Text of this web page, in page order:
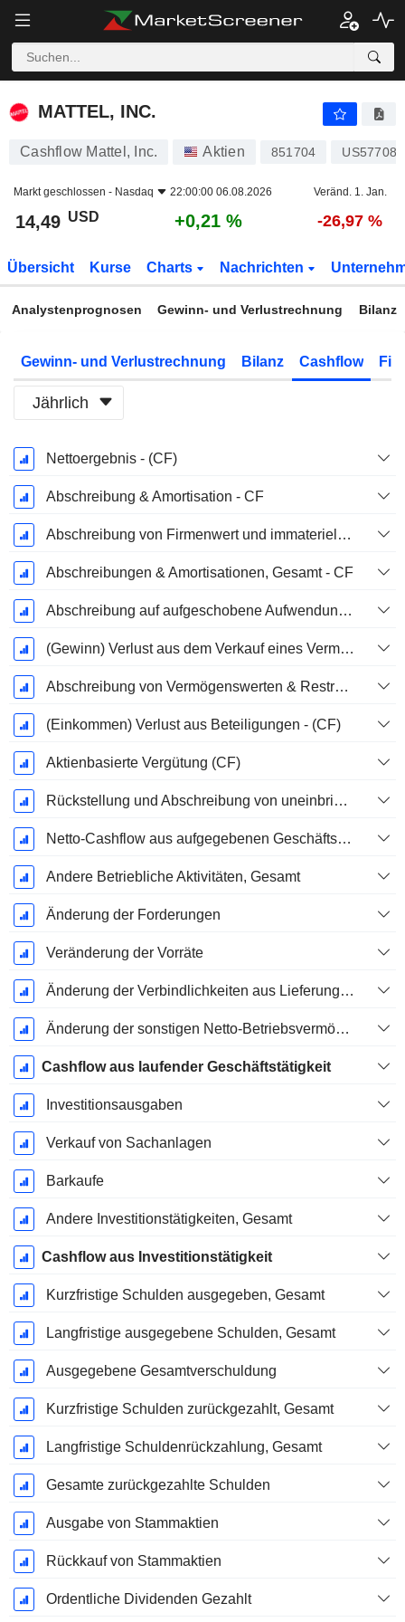
MATTEL, INC.
MATTEL, INC.
Cashflow Mattel, Inc. Aktien 851704
Markt geschlossen - Nasdaq 22:00:00 06.08.2026 Veränd. 1. Jan.
14,49 USD +0,21 % -26,97 %
Übersicht Kurse Charts Nachrichten
Analystenprognosen Gewinn- und Verlustrechnung Bilanz
Gewinn- und Verlustrechnung Bilanz Cashflow
Jährlich
Ende d.
Geschäftsjahres:
Dezember
Nettoergebnis - (CF)
Abschreibung & Amortisation - CF
Abschreibung von Firmenwert und immateriellen Vermögenswerten - (CF) - (Modellspezifisch)
Abschreibungen & Amortisationen, Gesamt - CF
Abschreibung auf aufgeschobene Aufwendungen, Gesamt - (CF)
(Gewinn) Verlust aus dem Verkauf eines Vermögenswerts
Abschreibung von Vermögenswerten & Restrukturierungskosten
(Einkommen) Verlust aus Beteiligungen - (CF)
Aktienbasierte Vergütung (CF)
Rückstellung und Abschreibung von uneinbringlichen Forderungen
Netto-Cashflow aus aufgegebenen Geschäftsbereichen
Andere Betriebliche Aktivitäten, Gesamt
Änderung der Forderungen
Veränderung der Vorräte
Änderung der Verbindlichkeiten aus Lieferungen und Leistungen
Änderung der sonstigen Netto-Betriebsvermögen
Cashflow aus laufender Geschäftstätigkeit
Investitionsausgaben
Verkauf von Sachanlagen
Barkaufe
Andere Investitionstätigkeiten, Gesamt
Cashflow aus Investitionstätigkeit
Kurzfristige Schulden ausgegeben, Gesamt
Langfristige ausgegebene Schulden, Gesamt
Ausgegebene Gesamtverschuldung
Kurzfristige Schulden zurückgezahlt, Gesamt
Langfristige Schuldenrückzahlung, Gesamt
Gesamte zurückgezahlte Schulden
Ausgabe von Stammaktien
Rückkauf von Stammaktien
Ordentliche Dividenden Gezahlt